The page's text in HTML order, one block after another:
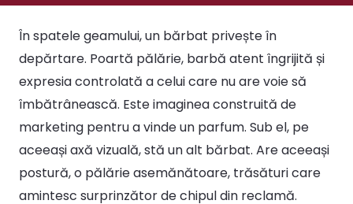
În spatele geamului, un bărbat privește în
depărtare. Poartă pălărie, barbă atent îngrijită și
expresia controlată a celui care nu are voie să
îmbătrânească. Este imaginea construită de
marketing pentru a vinde un parfum. Sub el, pe
aceeași axă vizuală, stă un alt bărbat. Are aceeași
postură, o pălărie asemănătoare, trăsături care
amintesc surprinzător de chipul din reclamă.